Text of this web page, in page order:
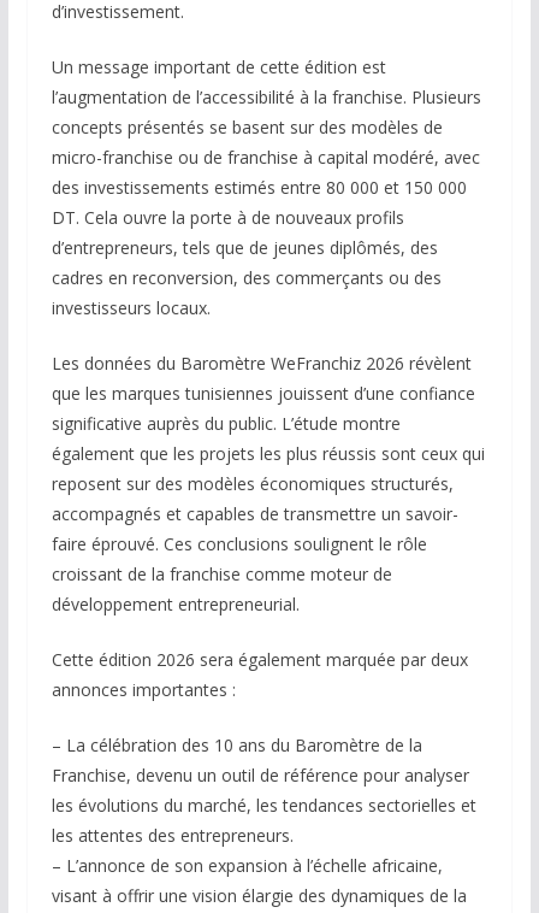
d’investissement.
Un message important de cette édition est
l’augmentation de l’accessibilité à la franchise. Plusieurs
concepts présentés se basent sur des modèles de
micro-franchise ou de franchise à capital modéré, avec
des investissements estimés entre 80 000 et 150 000
DT. Cela ouvre la porte à de nouveaux profils
d’entrepreneurs, tels que de jeunes diplômés, des
cadres en reconversion, des commerçants ou des
investisseurs locaux.
Les données du Baromètre WeFranchiz 2026 révèlent
que les marques tunisiennes jouissent d’une confiance
significative auprès du public. L’étude montre
également que les projets les plus réussis sont ceux qui
reposent sur des modèles économiques structurés,
accompagnés et capables de transmettre un savoir-
faire éprouvé. Ces conclusions soulignent le rôle
croissant de la franchise comme moteur de
développement entrepreneurial.
Cette édition 2026 sera également marquée par deux
annonces importantes :
– La célébration des 10 ans du Baromètre de la
Franchise, devenu un outil de référence pour analyser
les évolutions du marché, les tendances sectorielles et
les attentes des entrepreneurs.
– L’annonce de son expansion à l’échelle africaine,
visant à offrir une vision élargie des dynamiques de la